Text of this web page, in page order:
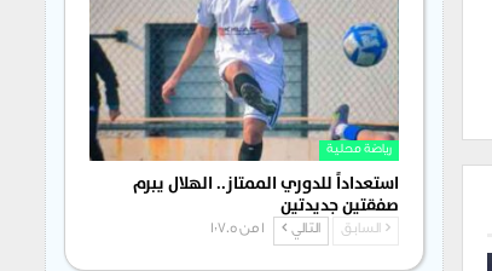
رياضة محلية
استعداداً للدوري الممتاز.. الهلال يبرم
صفقتين جديدتين
السابق التالي 1 من 1٬705